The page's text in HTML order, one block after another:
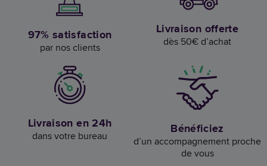
97% satisfaction
par nos clients
Livraison offerte
dès 50€ d’achat
Livraison en 24h
dans votre bureau Bénéficiez
d’un accompagnement proche
de vous